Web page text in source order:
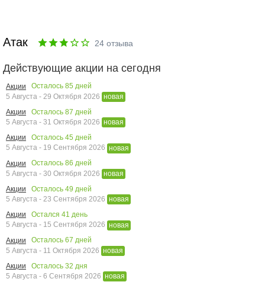
Атак 24 отзыва
Действующие акции на сегодня
Акции Осталось 85 дней
5 Августа - 29 Октября 2026 новая
Акции
Осталось 87 дней
5 Августа - 31 Октября 2026 новая
Акции
Осталось 45 дней
5 Августа - 19 Сентября 2026 новая
Акции
Осталось 86 дней
5 Августа - 30 Октября 2026 новая
Акции
Осталось 49 дней
5 Августа - 23 Сентября 2026 новая
Акции
Остался 41 день
5 Августа - 15 Сентября 2026 новая
Акции
Осталось 67 дней
5 Августа - 11 Октября 2026 новая
Акции
Осталось 32 дня
5 Августа - 6 Сентября 2026 новая